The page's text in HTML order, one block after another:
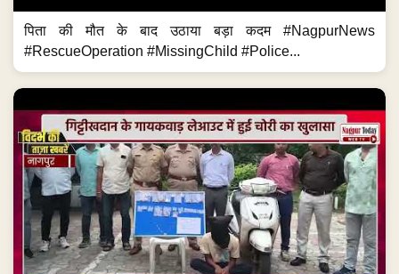
पिता की मौत के बाद उठाया बड़ा कदम #NagpurNews
#RescueOperation #MissingChild #Police...